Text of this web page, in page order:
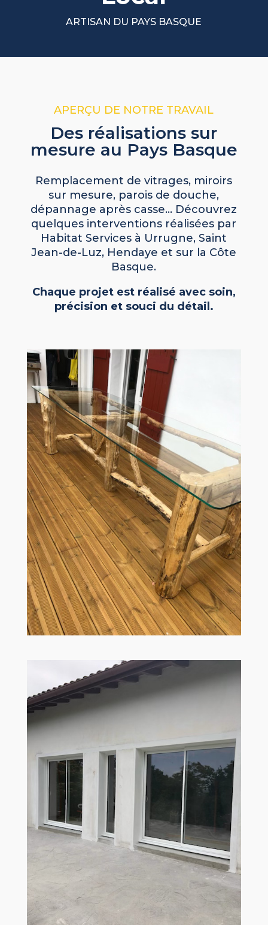
ARTISAN DU PAYS BASQUE
APERÇU DE NOTRE TRAVAIL
Des réalisations sur
mesure au Pays Basque
Remplacement de vitrages, miroirs
sur mesure, parois de douche,
dépannage après casse… Découvrez
quelques interventions réalisées par
Habitat Services à Urrugne, Saint
Jean-de-Luz, Hendaye et sur la Côte
Basque.
Chaque projet est réalisé avec soin,
précision et souci du détail.